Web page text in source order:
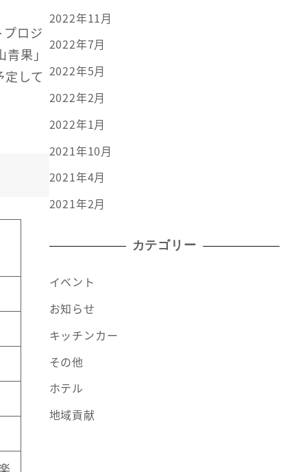
ロジ
果」
して
2022年11月
2022年7月
2022年5月
2022年2月
2022年1月
2021年10月
2021年4月
2021年2月
カテゴリー
イベント
お知らせ
キッチンカー
その他
ホテル
地域貢献